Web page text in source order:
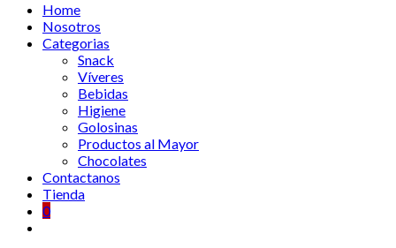
Home
Nosotros
Categorias
Snack
Víveres
Bebidas
Higiene
Golosinas
Productos al Mayor
Chocolates
Contactanos
Tienda
0